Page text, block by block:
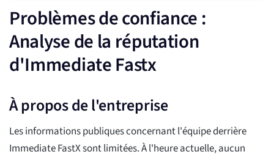
Problèmes de confiance :
Analyse de la réputation
d'Immediate Fastx
À propos de l'entreprise
Les informations publiques concernant l'équipe derrière
Immediate FastX sont limitées. À l'heure actuelle, aucun